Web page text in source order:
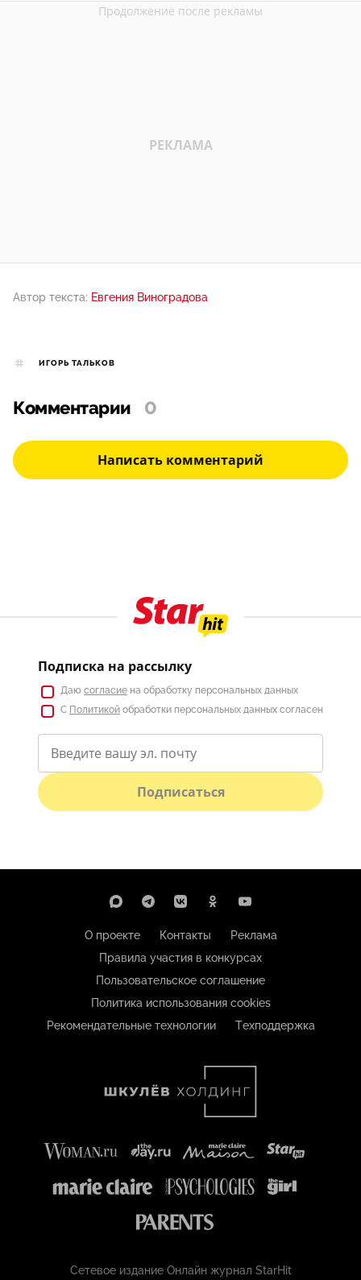
Автор текста: Евгения Виноградова
ИГОРЬ ТАЛЬКОВ
Комментарии 0
Написать комментарий
Подписка на рассылку
Даю согласие на обработку персональных данных
С Политикой обработки персональных данных согласен
Подписаться
О проекте Контакты
Реклама
Правила участия в конкурсах
Пользовательское соглашение
Политика использования cookies
Рекомендательные технологии
Техподдержка
Сетевое издание Онлайн журнал StarHit